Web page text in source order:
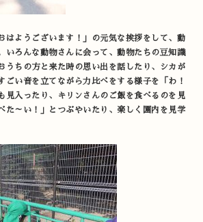
はようございます！」の元気な挨拶をして、動
いろんな動物さんに会って、動物たちの豆知識
うちの方と来た時の思い出を話したり、シカが
ごい音を立てながら力比べをする様子を「わ！
見入ったり、キリンさんのご飯を食べるのを見
た～い！」とつぶやいたり、楽しく園内を見学